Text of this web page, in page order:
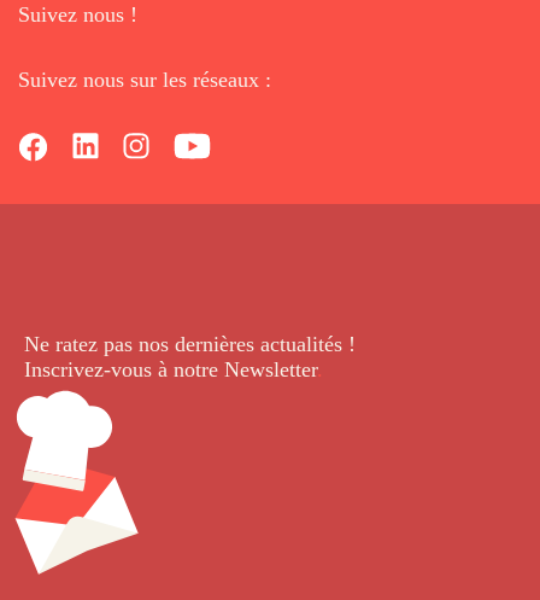
Suivez nous !
Suivez nous sur les réseaux :
Ne ratez pas nos dernières actualités !
Inscrivez-vous à notre Newsletter.